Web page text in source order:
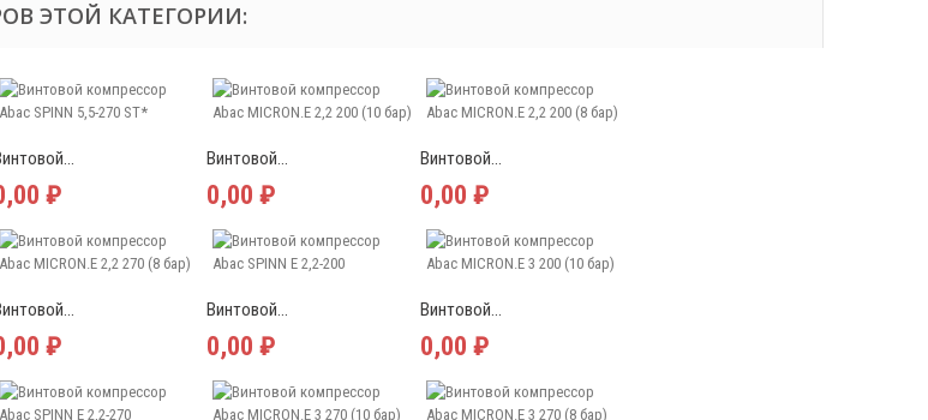
ЭТОЙ КАТЕГОРИИ:
₽
Винтовой...
0,00 ₽
Винтовой...
0,00 ₽
₽
Винтовой...
0,00 ₽
Винтовой...
0,00 ₽